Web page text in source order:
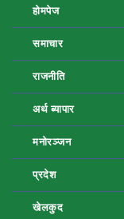
होमपेज
समाचार
राजनीति
अर्थ ब्यापार
मनोरञ्जन
प्रदेश
खेलकुद